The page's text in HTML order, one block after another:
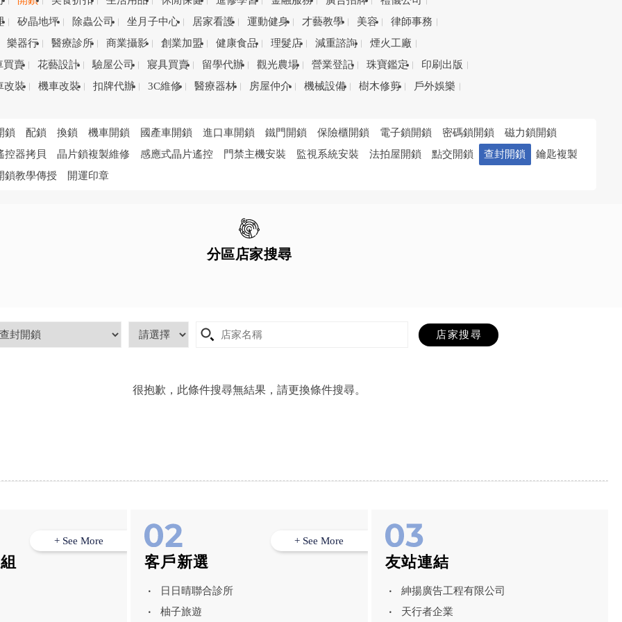
矽晶地坪 除蟲公司 坐月子中心 居家看護 運動健身 才藝教學 美容
律師事務
樂器行
醫療診所 商業攝影 創業加盟 健康食品 理髮店 減重諮詢
煙火工廠
買賣
花藝設計 驗屋公司 寢具買賣 留學代辦 觀光農場 營業登記 珠寶鑑定
印刷出版
改裝
機車改裝 扣牌代辦 3C維修 醫療器材 房屋仲介 機械設備 樹木修剪 戶外娛樂
鎖 配鎖 換鎖 機車開鎖 國產車開鎖 進口車開鎖 鐵門開鎖 保險櫃開鎖 電子鎖開鎖 密碼鎖開鎖
磁力鎖開鎖
控器拷貝
晶片鎖複製維修 感應式晶片遙控 門禁主機安裝 監視系統安裝 法拍屋開鎖 點交開鎖 查封開鎖
鑰匙複製
鎖教學傳授
開運印章
分區店家搜尋
很抱歉，此條件搜尋無結果，請更換條件搜尋。
+ See More
客戶新選
日日晴聯合診所
柚子旅遊
+ See More
友站連結
紳揚廣告工程有限公司
天行者企業